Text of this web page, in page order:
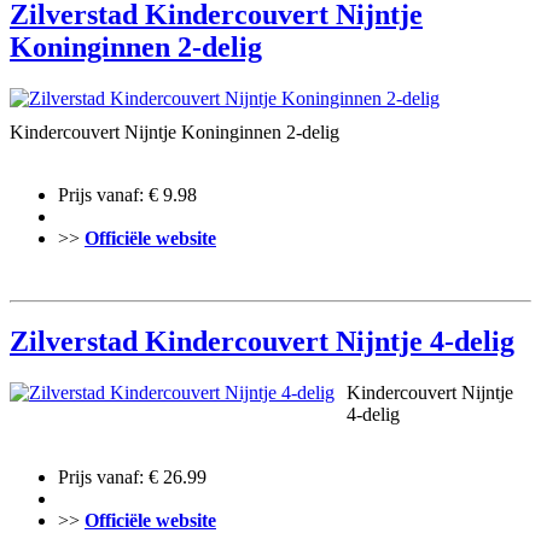
Zilverstad Kindercouvert Nijntje
Koninginnen 2-delig
Kindercouvert Nijntje Koninginnen 2-delig
Prijs vanaf: € 9.98
>> Officiële website
Zilverstad Kindercouvert Nijntje 4-delig
Kindercouvert Nijntje
4-delig
Prijs vanaf: € 26.99
>> Officiële website